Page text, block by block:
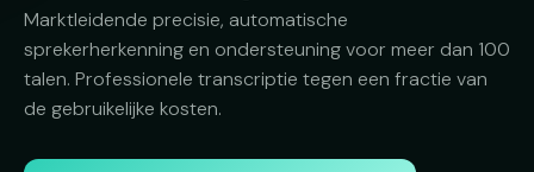
Marktleidende precisie, automatische
sprekerherkenning en ondersteuning voor meer dan 100
talen. Professionele transcriptie tegen een fractie van
de gebruikelijke kosten.